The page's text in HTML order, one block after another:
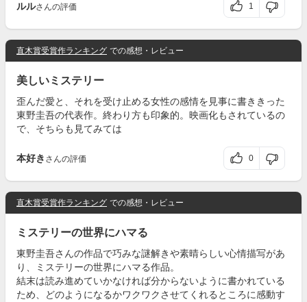
ルルさんの評価 1
直木賞受賞作ランキング での感想・レビュー
美しいミステリー
歪んだ愛と、それを受け止める女性の感情を見事に書ききった
東野圭吾の代表作。終わり方も印象的。映画化もされているの
で、そちらも見てみては
本好き さんの評価 0
直木賞受賞作ランキング での感想・レビュー
ミステリーの世界にハマる
東野圭吾さんの作品で巧みな謎解きや素晴らしい心情描写があ
り、ミステリーの世界にハマる作品。
結末は読み進めていかなければ分からないように書かれている
ため、どのようになるかワクワクさせてくれるところに感動す